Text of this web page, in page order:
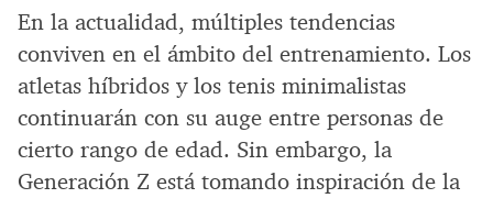
En la actualidad, múltiples tendencias
conviven en el ámbito del entrenamiento. Los
atletas híbridos y los tenis minimalistas
continuarán con su auge entre personas de
cierto rango de edad. Sin embargo, la
Generación Z está tomando inspiración de la